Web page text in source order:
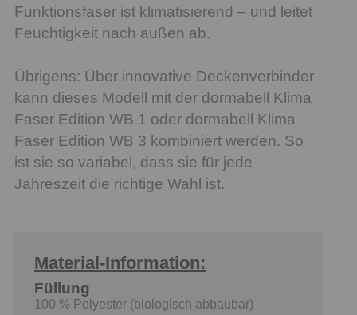
Funktionsfaser ist klimatisierend – und leitet
Feuchtigkeit nach außen ab.
Übrigens: Über innovative Deckenverbinder
kann dieses Modell mit der dormabell Klima
Faser Edition WB 1 oder dormabell Klima
Faser Edition WB 3 kombiniert werden. So
ist sie so variabel, dass sie für jede
Jahreszeit die richtige Wahl ist.
Material-Information:
Füllung
100 % Polyester (biologisch abbaubar)